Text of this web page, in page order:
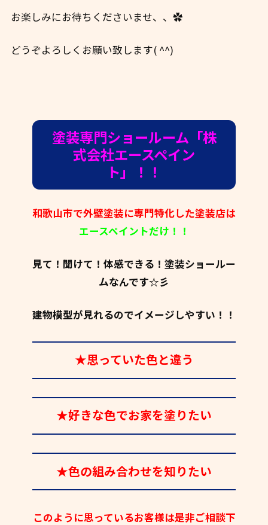
お楽しみにお待ちくださいませ、、✿
どうぞよろしくお願い致します( ^^)
塗装専門ショールーム「株
式会社エースペイン
ト」！！
和歌山市で外壁塗装に専門特化した塗装店は
エースペイントだけ！！
見て！聞けて！体感できる！塗装ショールー
ムなんです☆彡
建物模型が見れるのでイメージしやすい！！
★思っていた色と違う
★好きな色でお家を塗りたい
★色の組み合わせを知りたい
このように思っているお客様は是非ご相談下